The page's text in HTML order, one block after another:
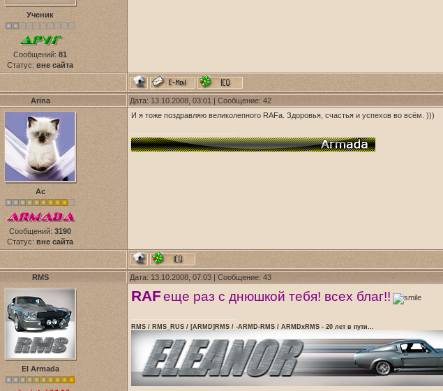
Ученик
Сообщений: 81
Статус: вне сайта
Arina Дата: 13.10.2008, 03:01 | Сообщение: 42
Ас
Сообщений: 3190
Статус: вне сайта
И я тоже поздравляю великолепного RAFa. Здоровья, счастья и успехов во всём. )))
RMS Дата: 13.10.2008, 07:03 | Сообщение: 43
El Armada
RAFеще раз с днюшкой тебя! всех благ!!
RMS / RMS_RUS / [ARMD]RMS / -ARMD-RMS / ARMDxRMS - 20 лет в пути...